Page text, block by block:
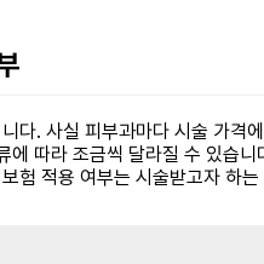
다. 사실 피부과마다 시술 가
따라 조금씩 달라질 수 있습
험 적용 여부는 시술받고자 하